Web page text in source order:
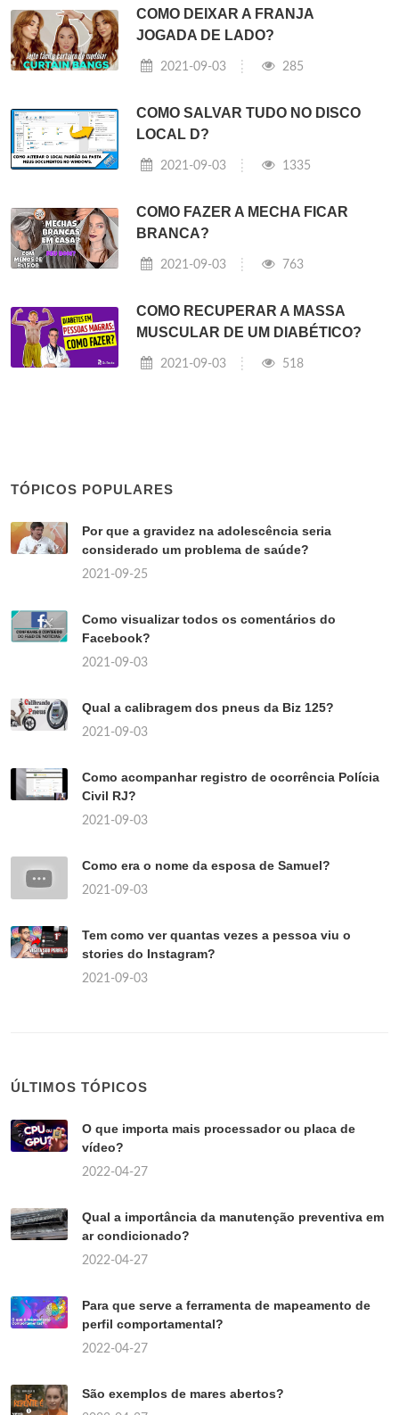
COMO DEIXAR A FRANJA
JOGADA DE LADO?
2021-09-03 285
COMO SALVAR TUDO NO DISCO
LOCAL D?
2021-09-03 1335
COMO FAZER A MECHA FICAR
BRANCA?
2021-09-03 763
COMO RECUPERAR A MASSA
MUSCULAR DE UM DIABÉTICO?
2021-09-03 518
TÓPICOS POPULARES
Por que a gravidez na adolescência seria
considerado um problema de saúde?
2021-09-25
Como visualizar todos os comentários do
Facebook?
2021-09-03
Qual a calibragem dos pneus da Biz 125?
2021-09-03
Como acompanhar registro de ocorrência Polícia
Civil RJ?
2021-09-03
Como era o nome da esposa de Samuel?
2021-09-03
Tem como ver quantas vezes a pessoa viu o
stories do Instagram?
2021-09-03
ÚLTIMOS TÓPICOS
O que importa mais processador ou placa de
vídeo?
2022-04-27
Qual a importância da manutenção preventiva em
ar condicionado?
2022-04-27
Para que serve a ferramenta de mapeamento de
perfil comportamental?
2022-04-27
São exemplos de mares abertos?